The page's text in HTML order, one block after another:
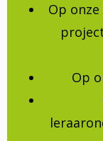
Op
Op